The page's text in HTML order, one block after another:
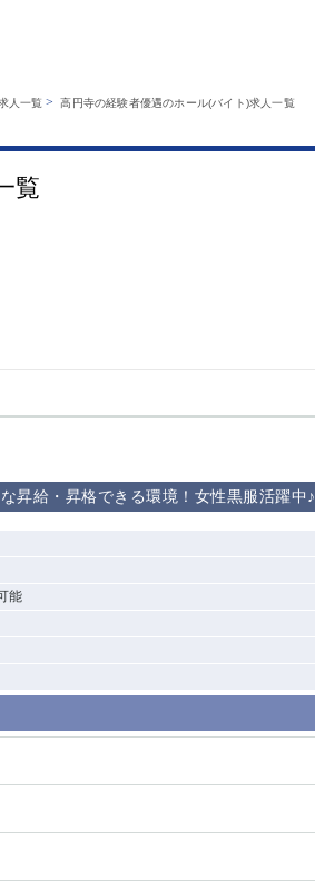
人一覧 >高円寺の経験者優遇のホール(バイト)求人一覧
覧
昇給・昇格できる環境！女性黒服活躍中♪
能
新橋
本厚木
元住吉
相模原